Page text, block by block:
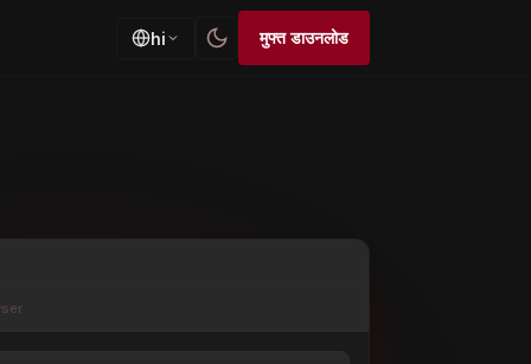
hi मुफ्त डाउनलोड